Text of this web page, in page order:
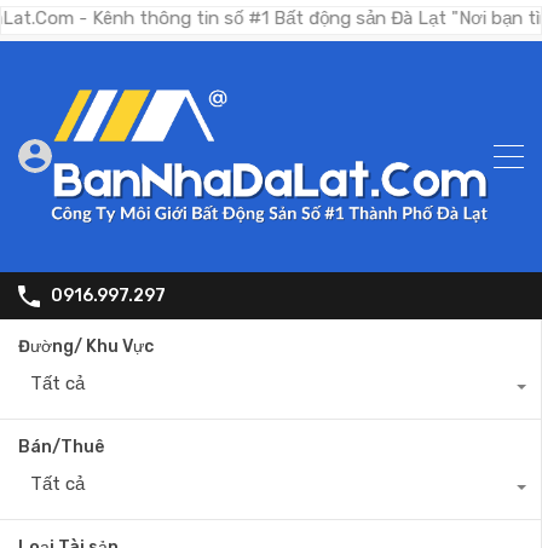
- Kênh thông tin số #1 Bất động sản Đà Lạt "Nơi bạn tìm
0916.997.297
Đường/ Khu Vực
Tất cả
Bán/Thuê
Tất cả